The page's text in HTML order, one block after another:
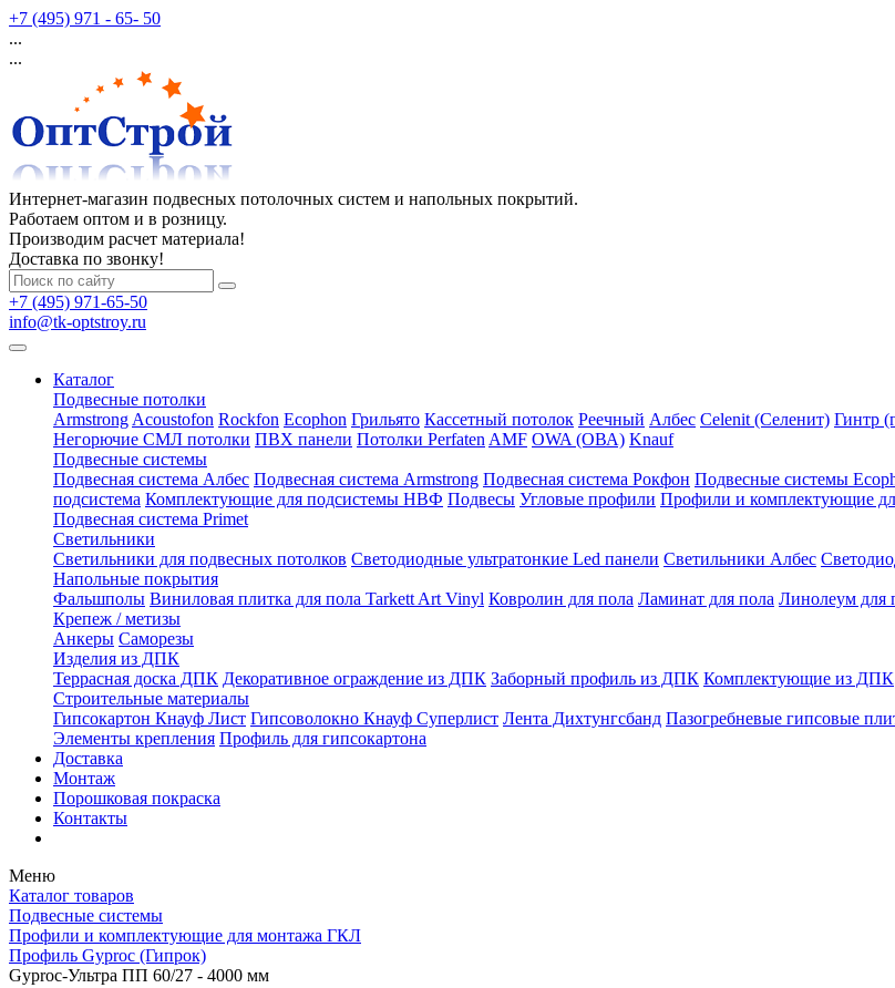
+7 (495) 971 - 65- 50
...
...
Интернет-магазин подвесных потолочных систем и напольных покрытий.
Работаем оптом и в розницу.
Производим расчет материала!
Доставка по звонку!
+7 (495) 971-65-50
info@tk-optstroy.ru
Каталог
Подвесные потолки
Armstrong Acoustofon Rockfon Ecophon Грильято Кассетный потолок Реечный Албес Celenit (Селенит) Гинтр
Негорючие СМЛ потолки ПВХ панели Потолки Perfaten AMF OWA (ОВА) Knauf
Подвесные системы
Подвесная система Албес Подвесная система Armstrong Подвесная система Рокфон Подвесные системы
подсистема Комплектующие для подсистемы НВФ Подвесы Угловые профили Профили и комплектующие
Подвесная система Primet
Светильники
Светильники для подвесных потолков Светодиодные ультратонкие Led панели Светильники Албес
Напольные покрытия
Фальшполы Виниловая плитка для пола Tarkett Art Vinyl Ковролин для пола Ламинат для пола Линолеум для
Крепеж / метизы
Анкеры Саморезы
Изделия из ДПК
Террасная доска ДПК Декоративное ограждение из ДПК Заборный профиль из ДПК Комплектующие из ДПК
Строительные материалы
Гипсокартон Кнауф Лист Гипсоволокно Кнауф Суперлист Лента Дихтунгсбанд Пазогребневые гипсовые
Элементы крепления Профиль для гипсокартона
Доставка
Монтаж
Порошковая покраска
Контакты
Меню
Каталог товаров
Подвесные системы
Профили и комплектующие для монтажа ГКЛ
Профиль Gyproc (Гипрок)
Gyproc-Ультра ПП 60/27 - 4000 мм